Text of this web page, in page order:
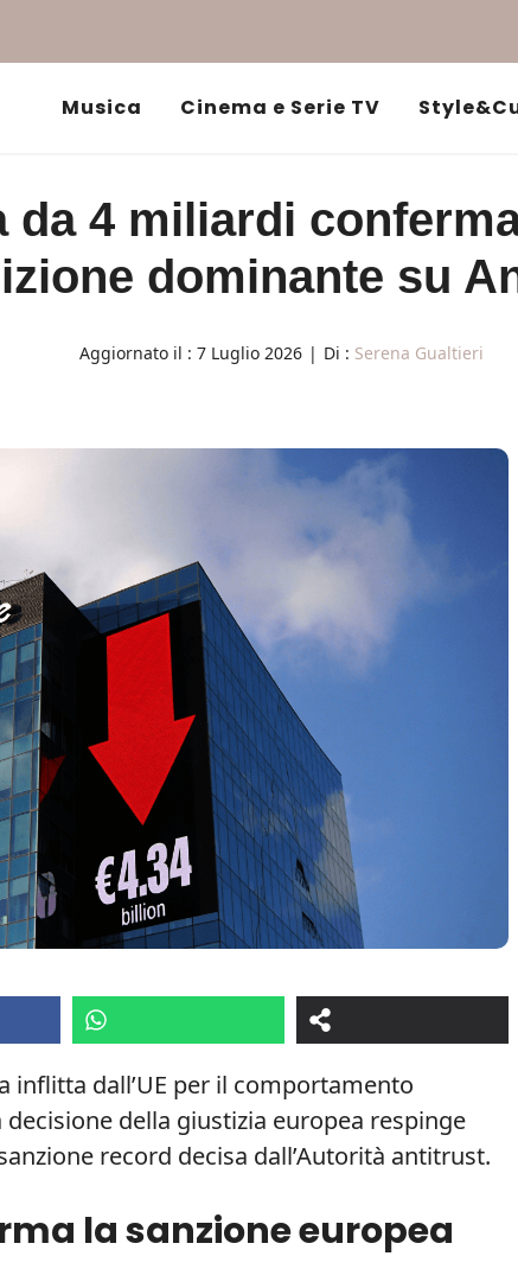
Musica Cinema e Serie TV
da 4 miliardi
dominante su
Aggiornato il : 7 Luglio 2026 | Di : Serena Gualtieri
inflitta dall’UE per il comportamento
della giustizia europea respinge
record decisa dall’Autorità antitrust.
la sanzione europea